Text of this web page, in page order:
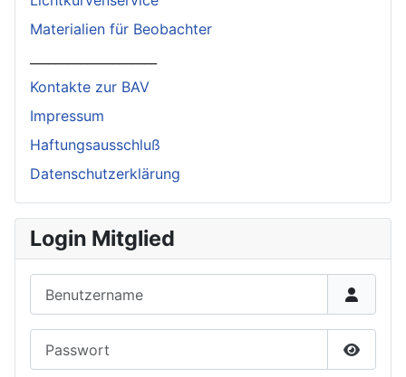
Materialien für Beobachter
Kontakte zur BAV
Impressum
Haftungsausschluß
Datenschutzerklärung
Login Mitglied